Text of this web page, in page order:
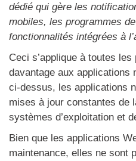
dédié qui gère les
mobiles, les programmes
fonctionnalités intégrées à
Ceci s’applique à toutes
davantage aux applications
ci-dessus, les applications
mises à jour constantes de
systèmes d’exploitation et
Bien que les applications
maintenance, elles ne sont